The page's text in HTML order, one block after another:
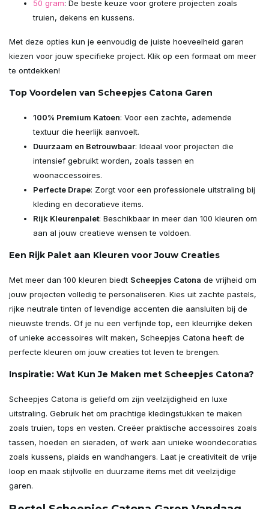
50 gram: De beste keuze voor grotere projecten zoals
truien, dekens en kussens.
Met deze opties kun je eenvoudig de juiste hoeveelheid garen
kiezen voor jouw specifieke project. Klik op een formaat om meer
te ontdekken!
Top Voordelen van Scheepjes Catona Garen
100% Premium Katoen: Voor een zachte, ademende
textuur die heerlijk aanvoelt.
Duurzaam en Betrouwbaar: Ideaal voor projecten die
intensief gebruikt worden, zoals tassen en
woonaccessoires.
Perfecte Drape: Zorgt voor een professionele uitstraling bij
kleding en decoratieve items.
Rijk Kleurenpalet: Beschikbaar in meer dan 100 kleuren om
aan al jouw creatieve wensen te voldoen.
Een Rijk Palet aan Kleuren voor Jouw Creaties
Met meer dan 100 kleuren biedt Scheepjes Catona de vrijheid om
jouw projecten volledig te personaliseren. Kies uit zachte pastels,
rijke neutrale tinten of levendige accenten die aansluiten bij de
nieuwste trends. Of je nu een verfijnde top, een kleurrijke deken
of unieke accessoires wilt maken, Scheepjes Catona heeft de
perfecte kleuren om jouw creaties tot leven te brengen.
Inspiratie: Wat Kun Je Maken met Scheepjes Catona?
Scheepjes Catona is geliefd om zijn veelzijdigheid en luxe
uitstraling. Gebruik het om prachtige kledingstukken te maken
zoals truien, tops en vesten. Creëer praktische accessoires zoals
tassen, hoeden en sieraden, of werk aan unieke woondecoraties
zoals kussens, plaids en wandhangers. Laat je creativiteit de vrije
loop en maak stijlvolle en duurzame items met dit veelzijdige
garen.